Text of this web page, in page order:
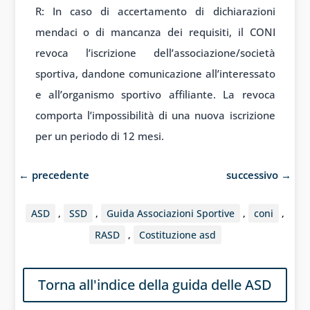
R: In caso di accertamento di dichiarazioni
mendaci o di mancanza dei requisiti, il CONI
revoca l’iscrizione dell’associazione/società
sportiva, dandone comunicazione all’interessato
e all’organismo sportivo affiliante. La revoca
comporta l’impossibilità di una nuova iscrizione
per un periodo di 12 mesi.
← precedente successivo →
ASD , SSD , Guida Associazioni Sportive , coni
,
RASD
, Costituzione asd
Torna all'indice della guida delle ASD